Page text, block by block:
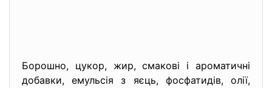
Борошно, цукор, жир, смакові і ароматичні
добавки, емульсія з яєць, фосфатидів, олії,